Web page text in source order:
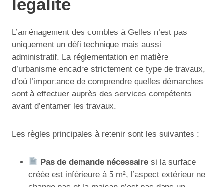
légalité
L’aménagement des combles à Gelles n’est pas
uniquement un défi technique mais aussi
administratif. La réglementation en matière
d’urbanisme encadre strictement ce type de travaux,
d’où l’importance de comprendre quelles démarches
sont à effectuer auprès des services compétents
avant d’entamer les travaux.
Les règles principales à retenir sont les suivantes :
Pas de demande nécessaire si la surface
créée est inférieure à 5 m², l’aspect extérieur ne